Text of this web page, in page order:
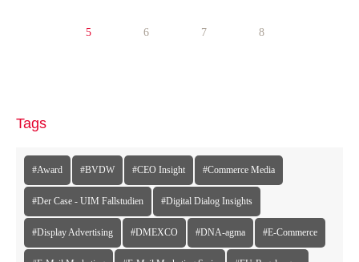
5 6 7 8
Tags
#Award #BVDW #CEO Insight #Commerce Media
#Der Case - UIM Fallstudien #Digital Dialog Insights
#Display Advertising #DMEXCO #DNA-agma #E-Commerce